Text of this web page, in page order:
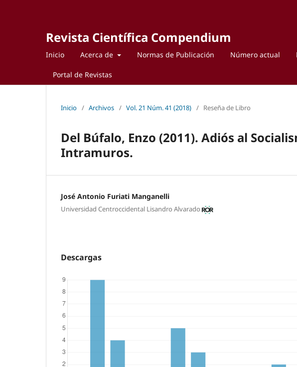
Revista Científica Compendium
Inicio Acerca de Normas de Publicación Número actual
Portal de Revistas
Inicio / Archivos / Vol. 21 Núm. 41 (2018) / Reseña de Libro
Del Búfalo, Enzo (2011). Adiós al
Intramuros.
José Antonio Furiati Manganelli
Universidad Centroccidental Lisandro Alvarado
Descargas